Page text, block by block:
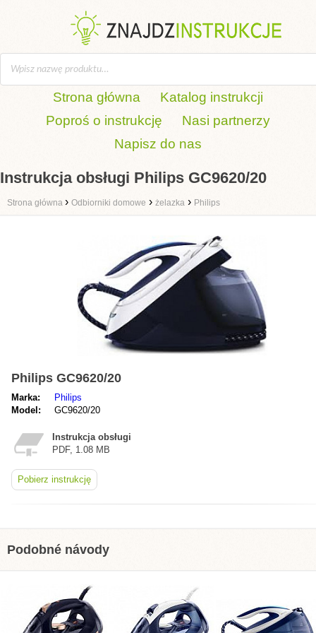
Strona główna
Katalog instrukcji
Poproś o instrukcję
Nasi partnerzy
Napisz do nas
Instrukcja obsługi Philips GC9620/20
Strona główna › Odbiorniki domowe › żelazka › Philips
Philips GC9620/20
Marka:
Philips
Model:
GC9620/20
Instrukcja obsługi
PDF, 1.08 MB
Pobierz instrukcję
Podobné návody